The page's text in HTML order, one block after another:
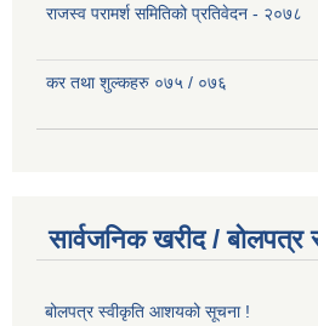
राजस्व परामर्श समितिको प्रतिवेदन - २०७८
कर तथा शुल्कहरु ०७५ / ०७६
सार्वजनिक खरीद / बोलपत्र
बोलपत्र स्वीकृति आशयको सूचना !